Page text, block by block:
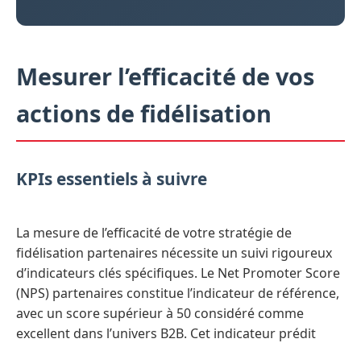
Mesurer l’efficacité de vos
actions de fidélisation
KPIs essentiels à suivre
La mesure de l’efficacité de votre stratégie de
fidélisation partenaires nécessite un suivi rigoureux
d’indicateurs clés spécifiques. Le Net Promoter Score
(NPS) partenaires constitue l’indicateur de référence,
avec un score supérieur à 50 considéré comme
excellent dans l’univers B2B. Cet indicateur prédit